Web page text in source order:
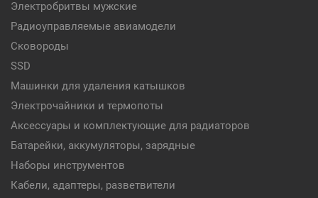
Электробритвы мужские
Радиоуправляемые авиамодели
Сковороды
SSD
Машинки для удаления катышков
Электрочайники и термопоты
Аксессуары и комплектующие для радиаторов
Батарейки, аккумуляторы, зарядные
Наборы инструментов
Кабели, адаптеры, разветвители